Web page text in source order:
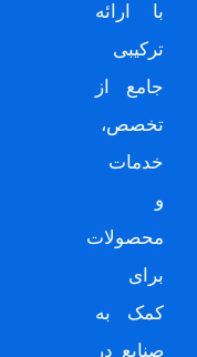
با ارائه
ترکیبی
جامع از
تخصص،
خدمات
و
محصولات
برای
کمک به
صنایع در